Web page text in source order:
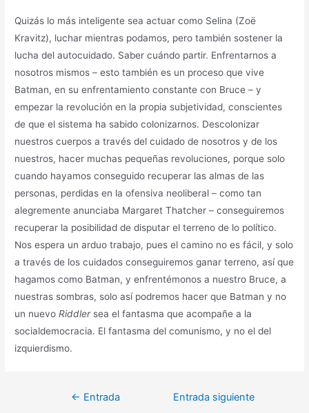
Quizás lo más inteligente sea actuar como Selina (Zoë
Kravitz), luchar mientras podamos, pero también sostener la
lucha del autocuidado. Saber cuándo partir. Enfrentarnos a
nosotros mismos – esto también es un proceso que vive
Batman, en su enfrentamiento constante con Bruce – y
empezar la revolución en la propia subjetividad, conscientes
de que el sistema ha sabido colonizarnos. Descolonizar
nuestros cuerpos a través del cuidado de nosotros y de los
nuestros, hacer muchas pequeñas revoluciones, porque solo
cuando hayamos conseguido recuperar las almas de las
personas, perdidas en la ofensiva neoliberal – como tan
alegremente anunciaba Margaret Thatcher – conseguiremos
recuperar la posibilidad de disputar el terreno de lo político.
Nos espera un arduo trabajo, pues el camino no es fácil, y solo
a través de los cuidados conseguiremos ganar terreno, así que
hagamos como Batman, y enfrentémonos a nuestro Bruce, a
nuestras sombras, solo así podremos hacer que Batman y no
un nuevoRiddlersea el fantasma que acompañe a la
socialdemocracia. El fantasma del comunismo, y no el del
izquierdismo.
Navegación
← Entrada
Entrada siguiente